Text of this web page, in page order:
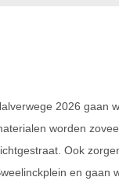
2026 gaan
worden
Ook
en gaan